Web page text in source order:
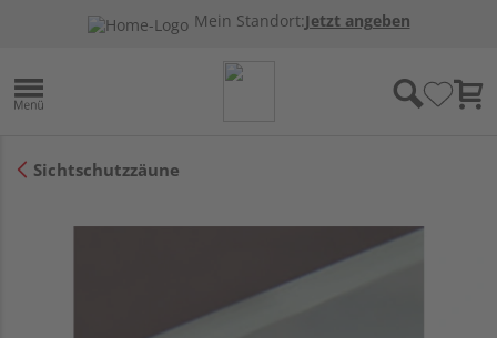
Mein Standort:Jetzt angeben
Sichtschutzzäune